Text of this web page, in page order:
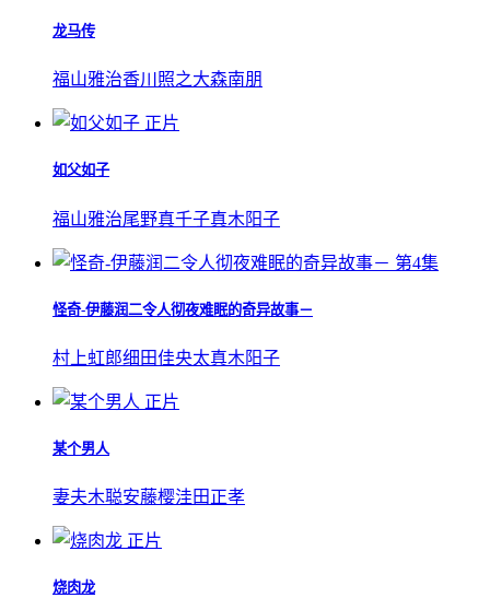
龙马传
福山雅治香川照之大森南朋
正片
如父如子
福山雅治尾野真千子真木阳子
第4集
怪奇-伊藤润二令人彻夜难眠的奇异故事－
村上虹郎细田佳央太真木阳子
正片
某个男人
妻夫木聪安藤樱洼田正孝
正片
烧肉龙